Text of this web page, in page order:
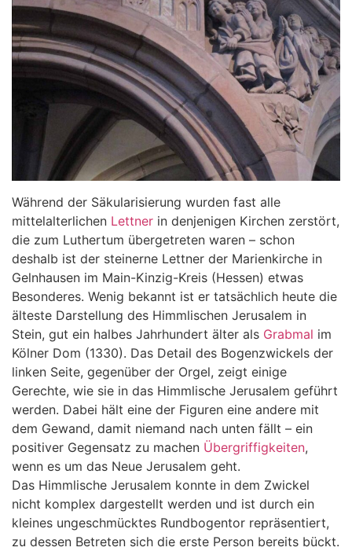
Während der Säkularisierung wurden fast alle
mittelalterlichen Lettner in denjenigen Kirchen zerstört,
die zum Luthertum übergetreten waren – schon
deshalb ist der steinerne Lettner der Marienkirche in
Gelnhausen im Main-Kinzig-Kreis (Hessen) etwas
Besonderes. Wenig bekannt ist er tatsächlich heute die
älteste Darstellung des Himmlischen Jerusalem in
Stein, gut ein halbes Jahrhundert älter als Grabmal im
Kölner Dom (1330). Das Detail des Bogenzwickels der
linken Seite, gegenüber der Orgel, zeigt einige
Gerechte, wie sie in das Himmlische Jerusalem geführt
werden. Dabei hält eine der Figuren eine andere mit
dem Gewand, damit niemand nach unten fällt – ein
positiver Gegensatz zu machen Übergriffigkeiten,
wenn es um das Neue Jerusalem geht.
Das Himmlische Jerusalem konnte in dem Zwickel
nicht komplex dargestellt werden und ist durch ein
kleines ungeschmücktes Rundbogentor repräsentiert,
zu dessen Betreten sich die erste Person bereits bückt.